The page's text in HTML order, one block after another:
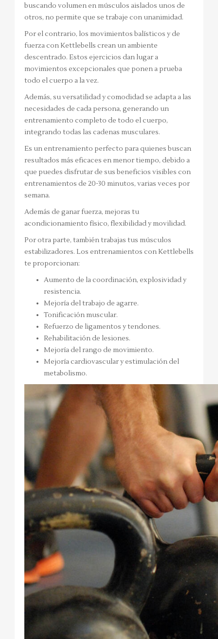
buscando volumen en músculos aislados unos de
otros, no permite que se trabaje con unanimidad.
Por el contrario, los movimientos balísticos y de
fuerza con Kettlebells crean un ambiente
descentrado. Estos ejercicios dan lugar a
movimientos excepcionales que ponen a prueba
todo el cuerpo a la vez.
Además, su versatilidad y comodidad se adapta a las
necesidades de cada persona, generando un
entrenamiento completo de todo el cuerpo,
integrando todas las cadenas musculares.
Es un entrenamiento perfecto para quienes buscan
resultados más eficaces en menor tiempo, debido a
que puedes disfrutar de sus beneficios visibles con
entrenamientos de 20-30 minutos, varias veces por
semana.
Además de ganar fuerza, mejoras tu
acondicionamiento físico, flexibilidad y movilidad.
Por otra parte, también trabajas tus músculos
estabilizadores. Los entrenamientos con Kettlebells
te proporcionan:
Aumento de la coordinación, explosividad y
resistencia.
Mejoría del trabajo de agarre.
Tonificación muscular.
Refuerzo de ligamentos y tendones.
Rehabilitación de lesiones.
Mejoría del rango de movimiento.
Mejoría cardiovascular y estimulación del
metabolismo.